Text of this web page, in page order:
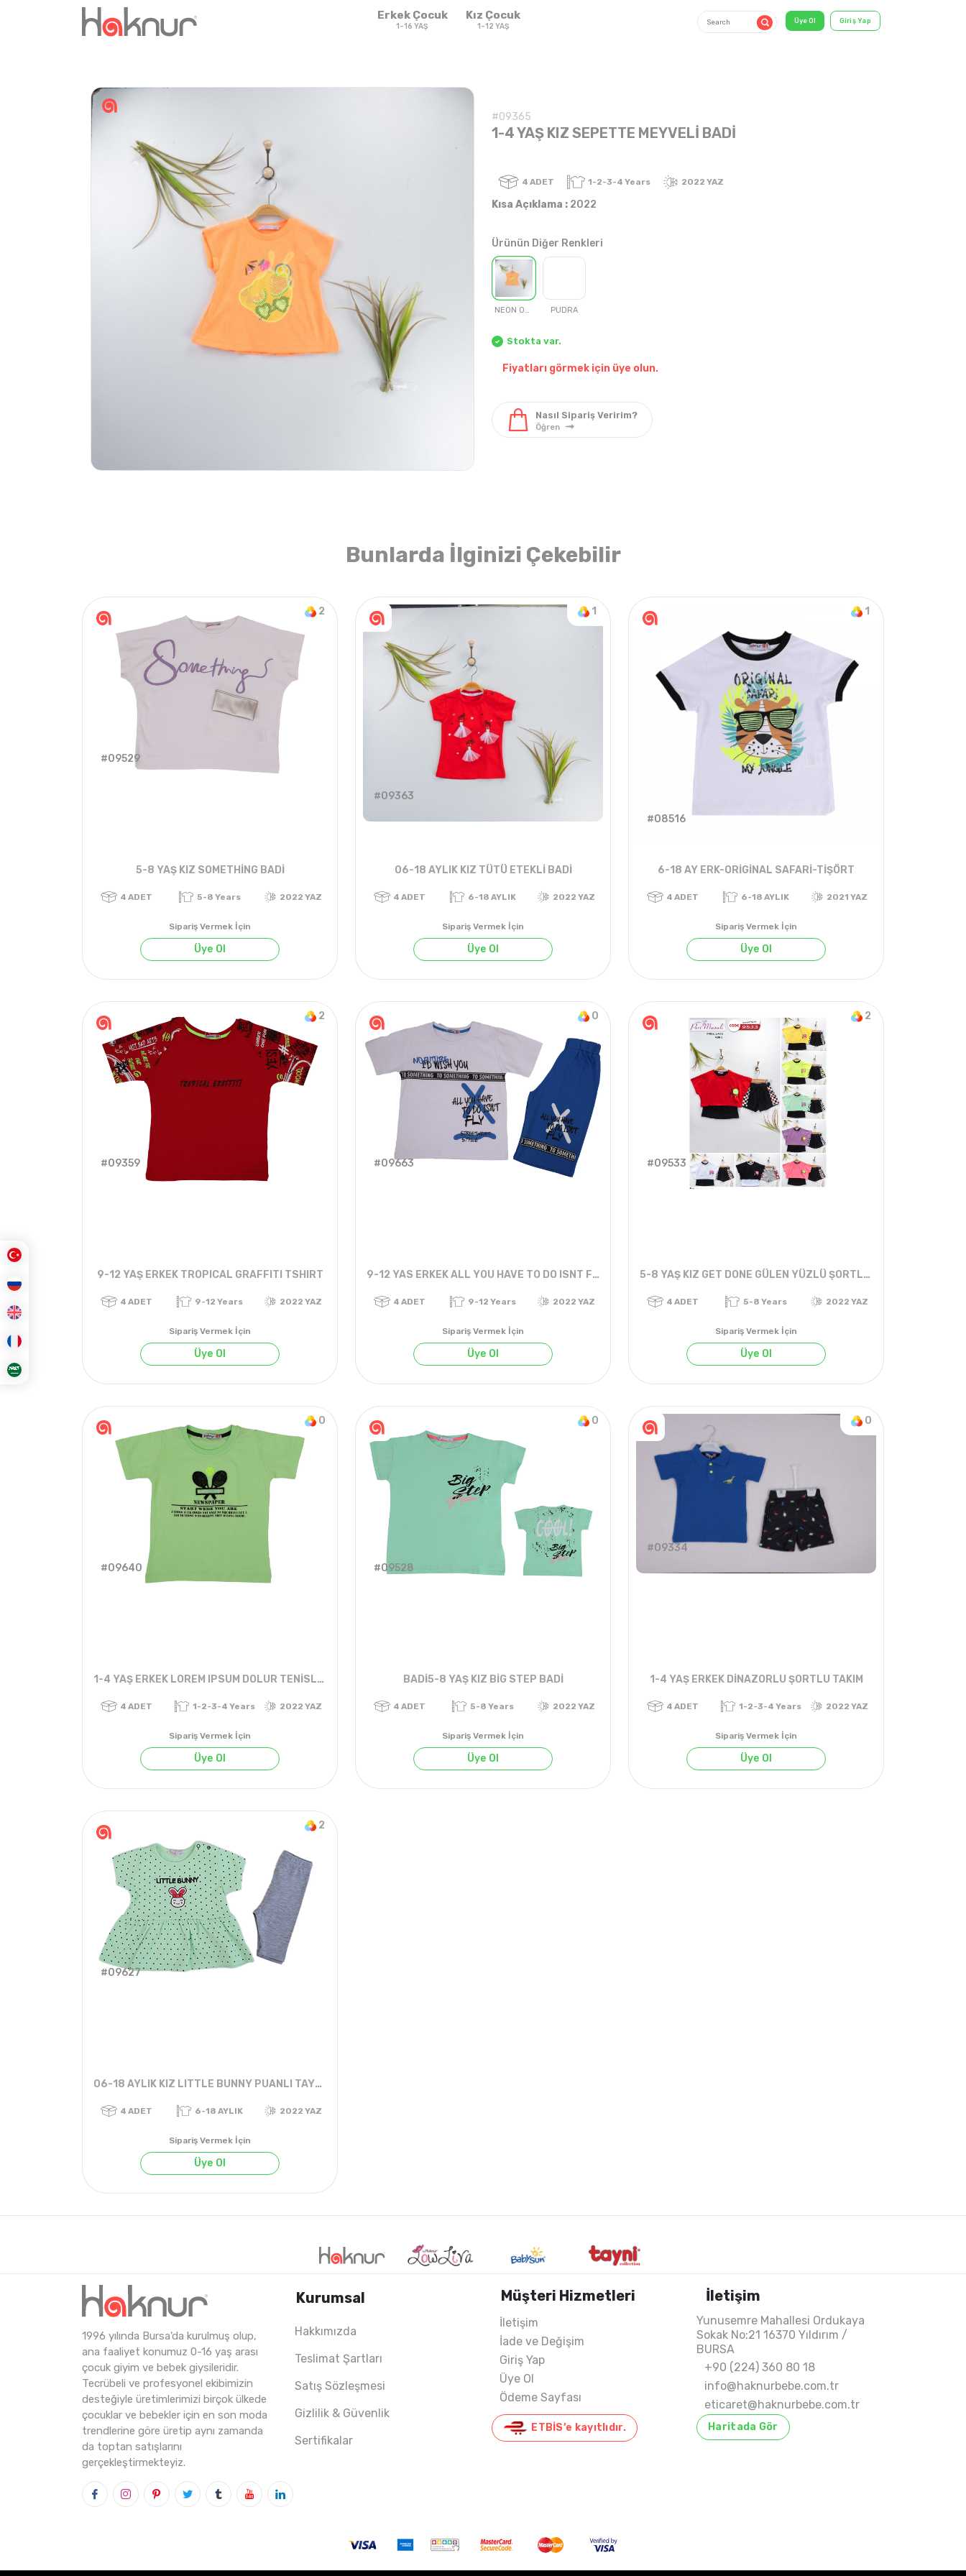
Erkek Çocuk
1-16 YAŞ
Sweatshirt & T-
shirt
Pantolon & Tek Alt
Takım
Sweatshirt & T-
Elbise & Tulum Pantolon & Tek Alt
#09365
1-4 YAŞ KIZ SEPETTE MEYVELİ BADİ
4ADET
Kısa Açıklama : 2022
Ürünün Diğer Renkleri
NEON ORANJ PUDRA
Stokta var.
Fiyatları görmek için üye olun.
Bunlarda İlginizi Çekebilir
2
#09529
5-8 YAŞ KIZ SOMETHİNG BADİ
Sipariş Vermek İçin
Üye Ol
1
#09363
06-18 AYLIK KIZ TÜTÜ ETEKLİ BADİ
Sipariş Vermek İçin
Üye Ol
1
#08516
6-18 AY ERK-ORİGİNAL SAFARİ-TİŞÖRT
Sipariş Vermek İçin
Üye Ol
2
#09359
9-12 YAŞ ERKEK TROPICAL GRAFFITI TSHIRT
9-12 Years
Sipariş Vermek İçin
Üye Ol
0
#09663
9-12 YAS ERKEK ALL YOU HAVE TO DO ISNT FLY ŞORTLU TAKIM
4 ADET 9-12 Years
Sipariş Vermek İçin
Üye Ol
2
#09533
5-8 YAŞ KIZ GET DONE GÜLEN YÜZLÜ ŞORTLU TAKIM
Sipariş Vermek İçin
Üye Ol
0
#09640
1-4 YAŞ ERKEK LOREM IPSUM DOLUR TENİSLİ TİŞÖRT
4 ADET 1-2-3-4 Years
Sipariş Vermek İçin
Üye Ol
0
#09528
BADİ5-8 YAŞ KIZ BİG STEP BADİ
Sipariş Vermek İçin
Üye Ol
0
#09334
1-4 YAŞ ERKEK DİNAZORLU ŞORTLU TAKIM
Sipariş Vermek İçin
Üye Ol
2
#09627
06-18 AYLIK KIZ LITTLE BUNNY PUANLI TAYTLI TAKIM
4 ADET 6-18 AYLIK
Sipariş Vermek İçin
Üye Ol
1996 yılında Bursa'da kurulmuş olup,
ana faaliyet konumuz 0-16 yaş arası
çocuk giyim ve bebek giysileridir.
Tecrübeli ve profesyonel ekibimizin
desteğiyle üretimlerimizi birçok ülkede
çocuklar ve bebekler için en son moda
trendlerine göre üretip aynı zamanda
da toptan satışlarını
gerçekleştirmekteyiz.
Kurumsal
Hakkımızda
Teslimat Şartları
Satış Sözleşmesi
Gizlilik & Güvenlik
Sertifikalar
Müşteri Hizmetleri
İletişim
İade ve Değişim
Giriş Yap
Üye Ol
Ödeme Sayfası
ETBİS’e kayıtlıdır.
İletişim
Yunusemre Mahallesi Ordukaya
Sokak No:21 16370 Yıldırım /
BURSA
+90 (224) 360 80 18
info@haknurbebe.com.tr
eticaret@haknurbebe.com.tr
Haritada Gör